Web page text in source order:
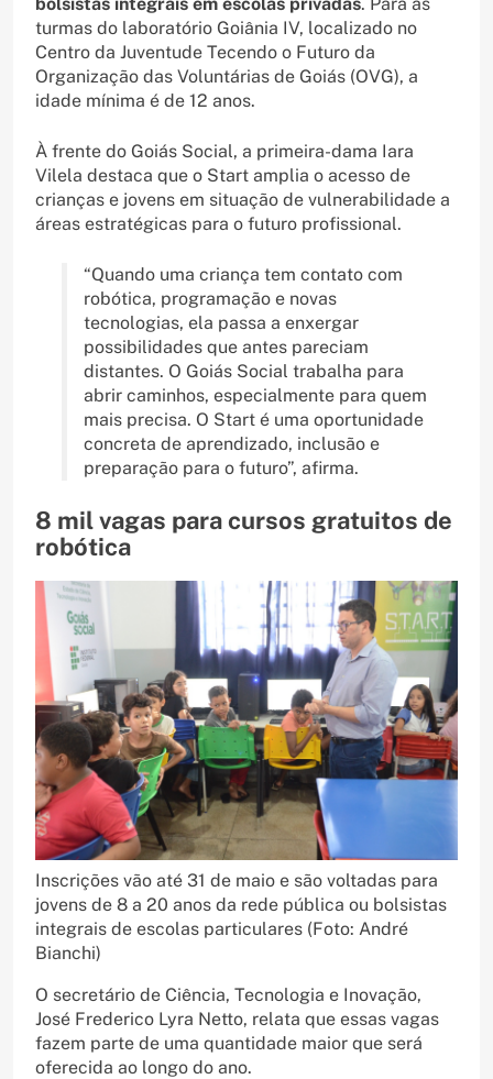
bolsistas integrais em escolas privadas. Para as
turmas do laboratório Goiânia IV, localizado no
Centro da Juventude Tecendo o Futuro da
Organização das Voluntárias de Goiás (OVG), a
idade mínima é de 12 anos.
À frente do Goiás Social, a primeira-dama Iara
Vilela destaca que o Start amplia o acesso de
crianças e jovens em situação de vulnerabilidade a
áreas estratégicas para o futuro profissional.
“Quando uma criança tem contato com
robótica, programação e novas
tecnologias, ela passa a enxergar
possibilidades que antes pareciam
distantes. O Goiás Social trabalha para
abrir caminhos, especialmente para quem
mais precisa. O Start é uma oportunidade
concreta de aprendizado, inclusão e
preparação para o futuro”, afirma.
8 mil vagas para cursos gratuitos de
robótica
Inscrições vão até 31 de maio e são voltadas para
jovens de 8 a 20 anos da rede pública ou bolsistas
integrais de escolas particulares (Foto: André
Bianchi)
O secretário de Ciência, Tecnologia e Inovação,
José Frederico Lyra Netto, relata que essas vagas
fazem parte de uma quantidade maior que será
oferecida ao longo do ano.